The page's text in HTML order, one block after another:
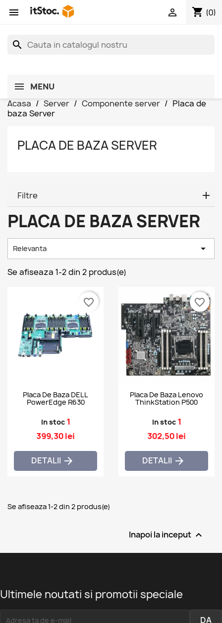
 shopping_cart (0)

search
MENU
Acasa
Server Componente server
Placa de
baza Server
PLACA DE BAZA SERVER
Filtre
PLACA DE BAZA SERVER
Relevanta 
Se afiseaza 1-2 din 2 produs(e)
Placa De Baza DELL
PowerEdge R630
In stoc 1
399,30 lei
DETALII 
favorite_border
Placa De Baza Lenovo
ThinkStation P500
In stoc 1
302,50 lei
DETALII 
favorite_border
Se afiseaza 1-2 din 2 produs(e)
Inapoi la inceput 
Ultimele noutati si promotii speciale